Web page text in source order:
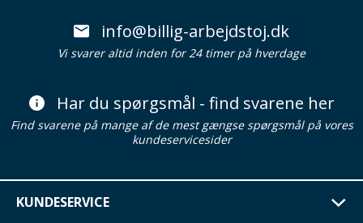
info@billig-arbejdstoj.dk
Vi svarer altid inden for 24 timer på hverdage
Har du spørgsmål - find svarene her
Find svarene på mange af de mest gængse spørgsmål på vores
kundeservicesider
KUNDESERVICE